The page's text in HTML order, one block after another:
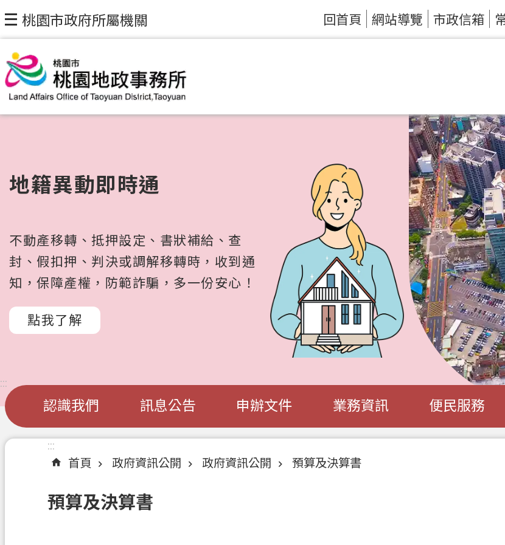
桃園市政府所屬機關 回首頁 網站導覽 市政信箱
地籍異動即時通
不動產移轉、抵押設定、書狀補給、查
封、假扣押、判決或調解移轉時，收到通
知，保障產權，防範詐騙，多一份安心！
點我了解
:::
認識我們 訊息公告 申辦文件 業務資訊 便民服務
:::
首頁
政府資訊公開 政府資訊公開 預算及決算書
預算及決算書